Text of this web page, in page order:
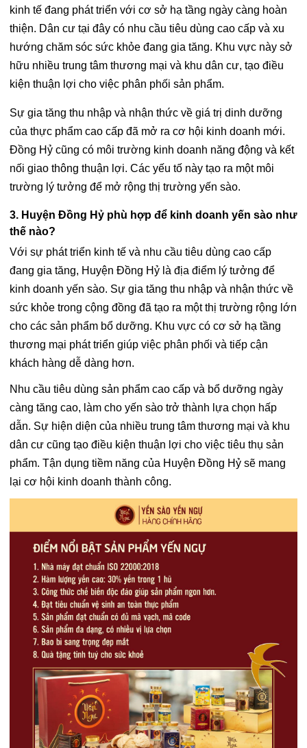
kinh tế đang phát triển với cơ sở hạ tầng ngày càng hoàn
thiện. Dân cư tại đây có nhu cầu tiêu dùng cao cấp và xu
hướng chăm sóc sức khỏe đang gia tăng. Khu vực này sở
hữu nhiều trung tâm thương mại và khu dân cư, tạo điều
kiện thuận lợi cho việc phân phối sản phẩm.
Sự gia tăng thu nhập và nhận thức về giá trị dinh dưỡng
của thực phẩm cao cấp đã mở ra cơ hội kinh doanh mới.
Đồng Hỷ cũng có môi trường kinh doanh năng động và kết
nối giao thông thuận lợi. Các yếu tố này tạo ra một môi
trường lý tưởng để mở rộng thị trường yến sào.
3. Huyện Đồng Hỷ phù hợp để kinh doanh yến sào như
thế nào?
Với sự phát triển kinh tế và nhu cầu tiêu dùng cao cấp
đang gia tăng, Huyện Đồng Hỷ là địa điểm lý tưởng để
kinh doanh yến sào. Sự gia tăng thu nhập và nhận thức về
sức khỏe trong cộng đồng đã tạo ra một thị trường rộng lớn
cho các sản phẩm bổ dưỡng. Khu vực có cơ sở hạ tầng
thương mại phát triển giúp việc phân phối và tiếp cận
khách hàng dễ dàng hơn.
Nhu cầu tiêu dùng sản phẩm cao cấp và bổ dưỡng ngày
càng tăng cao, làm cho yến sào trở thành lựa chọn hấp
dẫn. Sự hiện diện của nhiều trung tâm thương mại và khu
dân cư cũng tạo điều kiện thuận lợi cho việc tiêu thụ sản
phẩm. Tận dụng tiềm năng của Huyện Đồng Hỷ sẽ mang
lại cơ hội kinh doanh thành công.